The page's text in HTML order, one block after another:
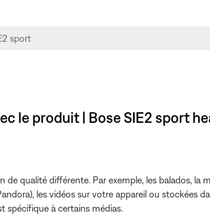
le produit | Bose SIE2 sport
qualité différente. Par exemple, les balados, la
les vidéos sur votre appareil ou stockées
spécifique à certains médias.